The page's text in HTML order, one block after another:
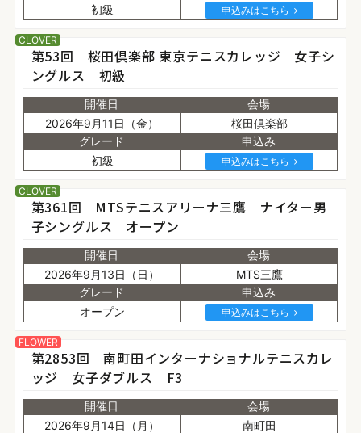
初級
申込みはこちら
第53回 桜田倶楽部 東京テニスカレッジ 女子シ
ングルス 初級
開催日
2026年9月11日（金）
会場
桜田倶楽部
グレード
初級
申込み
申込みはこちら
CLOVER
第361回 MTSテニスアリーナ三鷹 ナイター男
子シングルス オープン
開催日
2026年9月13日（日）
会場
MTS三鷹
グレード
オープン
申込み
申込みはこちら
CLOVER
第2853回 南町田インターナショナルテニスカレ
ッジ 女子ダブルス F3
開催日
2026年9月14日（月）
会場
南町田
FLOWER